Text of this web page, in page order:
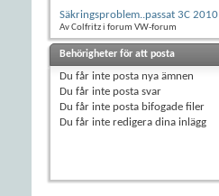
Säkringsproblem..passat 3C 2010
Av Colfritz i forum VW-forum
Behörigheter för att posta
Du får inte posta nya ämnen
Du får inte posta svar
Du får inte posta bifogade filer
Du får inte redigera dina inlägg